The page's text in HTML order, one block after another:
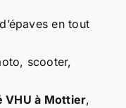
en tout
scooter,
à Mottier,